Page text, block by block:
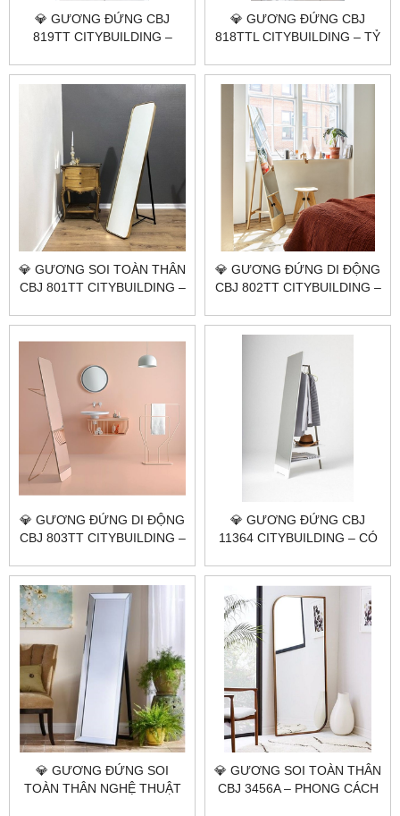
💎 GƯƠNG ĐỨNG CBJ
819TT CITYBUILDING –
GÓC MỀM
💎 GƯƠNG ĐỨNG CBJ
818TTL CITYBUILDING – TỶ
RÕ, TRƯNG BÀY CHUYÊN
NGHIỆP CHO SHOWROOM
& STUDIO
💎 GƯƠNG SOI TOÀN THÂN
CBJ 801TT CITYBUILDING –
CHIẾU CHUẨN, DỄ DÙNG
LÂU DÀI
💎 GƯƠNG ĐỨNG DI ĐỘNG
CBJ 802TT CITYBUILDING –
ĐỨNG CHẮC, SOI CHUẨN
💎 GƯƠNG ĐỨNG DI ĐỘNG
CBJ 803TT CITYBUILDING –
304, SIZE 60×160, BỀN
CHẮC
💎 GƯƠNG ĐỨNG CBJ
11364 CITYBUILDING – CÓ
MINH, DÁNG GỌN 40×160,
DÙNG TIỆN MỖI NGÀY
💎 GƯƠNG ĐỨNG SOI
TOÀN THÂN NGHỆ THUẬT
💎 GƯƠNG SOI TOÀN THÂN
CBJ 3456A – PHONG CÁCH